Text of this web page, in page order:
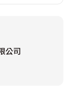
公司